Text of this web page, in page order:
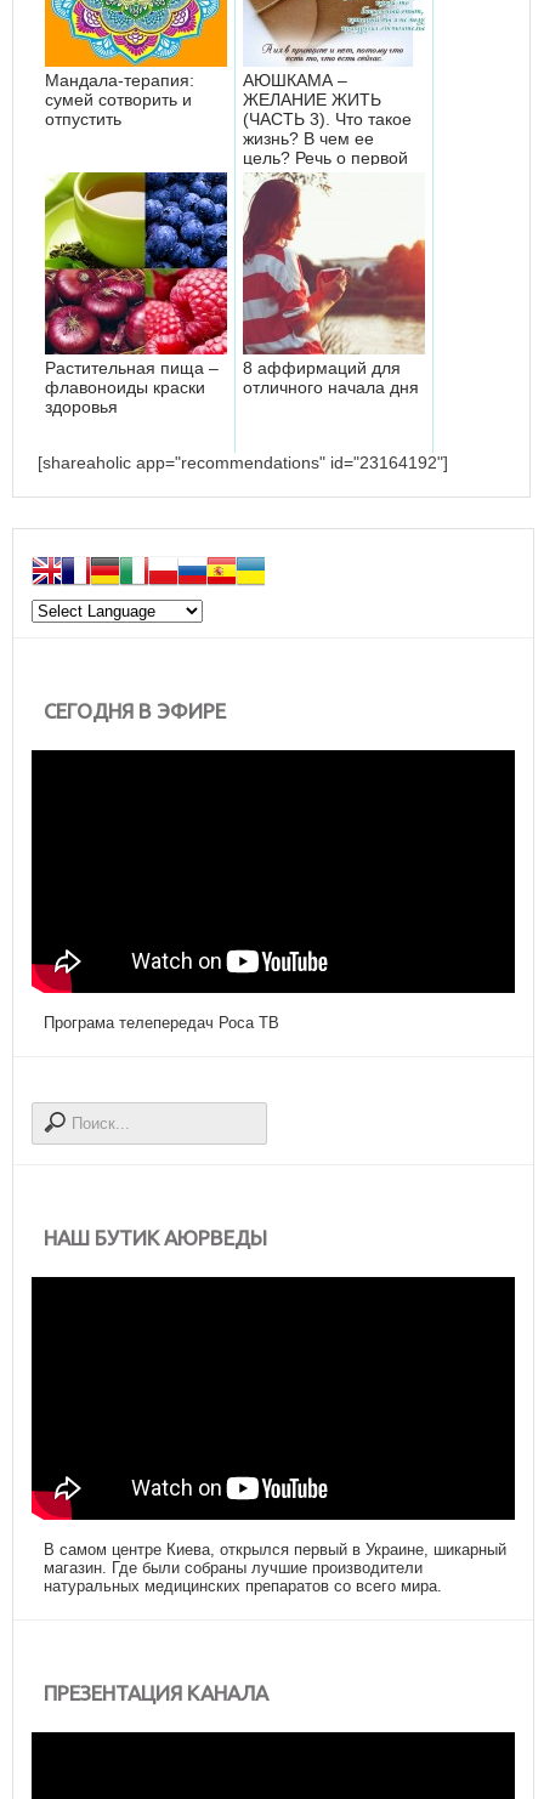
Мандала-терапия:
сумей сотворить и
отпустить
АЮШКАМА –
ЖЕЛАНИЕ ЖИТЬ
(ЧАСТЬ 3). Что такое
жизнь? В чем ее
цель? Речь о первой
цели - Дхарме
Растительная пища –
флавоноиды краски
здоровья
8 аффирмаций для
отличного начала дня
[shareaholic app="recommendations" id="23164192"]
СЕГОДНЯ В ЭФИРЕ
Програма телепередач Роса ТВ
НАШ БУТИК АЮРВЕДЫ
В самом центре Киева, открылся первый в Украине, шикарный
магазин. Где были собраны лучшие производители
натуральных медицинских препаратов со всего мира.
ПРЕЗЕНТАЦИЯ КАНАЛА